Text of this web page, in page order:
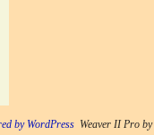
by WordPress Weaver II Pro by